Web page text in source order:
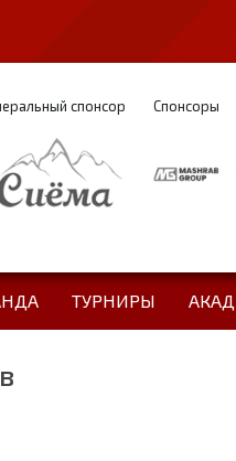
спонсор Спонсоры
ТУРНИРЫ